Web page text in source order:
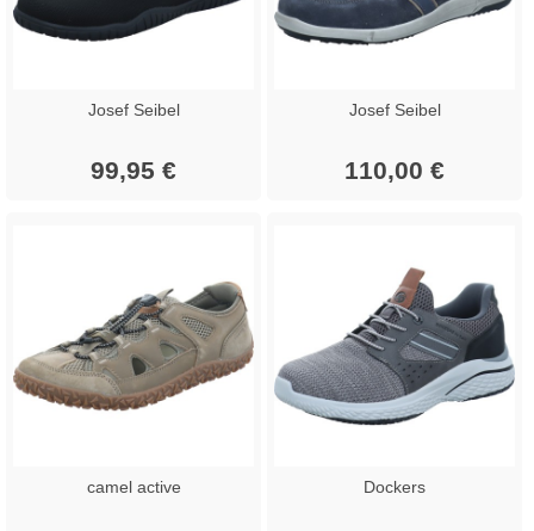
Josef Seibel
99,95 €
Josef Seibel
110,00 €
camel active Dockers